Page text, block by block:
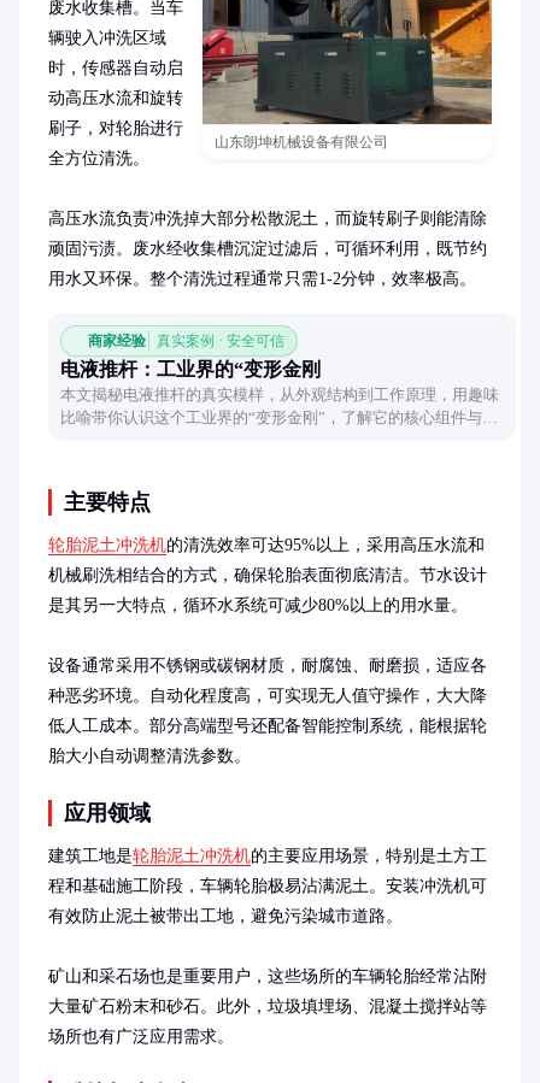
山东朗坤机械设备有限公司
废水收集槽。当车
辆驶入冲洗区域
时，传感器自动启
动高压水流和旋转
刷子，对轮胎进行
全方位清洗。
高压水流负责冲洗掉大部分松散泥土，而旋转刷子则能清除
顽固污渍。废水经收集槽沉淀过滤后，可循环利用，既节约
用水又环保。整个清洗过程通常只需1-2分钟，效率极高。
商家经验 真实案例 · 安全可信
电液推杆：工业界的“变形金刚
本文揭秘电液推杆的真实模样，从外观结构到工作原理，用趣味
比喻带你认识这个工业界的“变形金刚”，了解它的核心组件与神
主要特点
轮胎泥土冲洗机的清洗效率可达95%以上，采用高压水流和
机械刷洗相结合的方式，确保轮胎表面彻底清洁。节水设计
是其另一大特点，循环水系统可减少80%以上的用水量。
设备通常采用不锈钢或碳钢材质，耐腐蚀、耐磨损，适应各
种恶劣环境。自动化程度高，可实现无人值守操作，大大降
低人工成本。部分高端型号还配备智能控制系统，能根据轮
胎大小自动调整清洗参数。
应用领域
建筑工地是轮胎泥土冲洗机的主要应用场景，特别是土方工
程和基础施工阶段，车辆轮胎极易沾满泥土。安装冲洗机可
有效防止泥土被带出工地，避免污染城市道路。
矿山和采石场也是重要用户，这些场所的车辆轮胎经常沾附
大量矿石粉末和砂石。此外，垃圾填埋场、混凝土搅拌站等
场所也有广泛应用需求。